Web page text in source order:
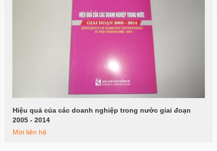
Xem tiếp
Hiệu quả của các doanh nghiệp trong nước giai đoạn
2005 - 2014
Mời liên hệ